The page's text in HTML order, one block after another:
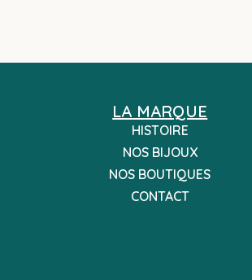
LA MARQUE
HISTOIRE
NOS BIJOUX
NOS BOUTIQUES
CONTACT